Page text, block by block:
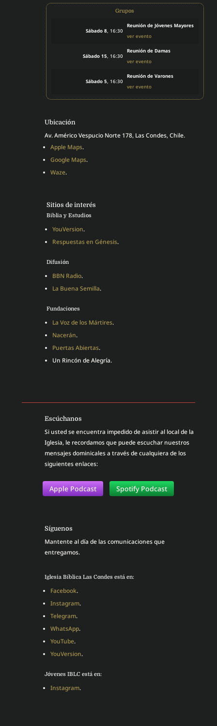
Grupos
Sábado 8, 16:30
Reunión de Jóvenes Mayores
ver evento
Sábado 15, 16:30
Reunión de Damas
ver evento
Sábado 5, 16:30
Reunión de Varones
ver evento
Ubicación
Av. Américo Vespucio Norte 178, Las Condes, Chile.
Apple Maps.
Google Maps.
Waze.
Sitios de interés
Biblia y Estudios
YouVersion.
Respuestas en Génesis.
Difusión
BBN Radio.
La Buena Semilla.
Fundaciones
La Voz de los Mártires.
Nacerán.
Puertas Abiertas.
Un Rincón de Alegría.
Escúchanos
Si usted se encuentra impedido de asistir al local de la
Iglesia, le recordamos que puede escuchar nuestros
mensajes dominicales a través de cualquiera de los
siguientes enlaces:
Apple Podcast Spotify Podcast
Síguenos
Mantente al día de las comunicaciones que
entregamos.
Iglesia Bíblica Las Condes está en:
Facebook.
Instagram.
Telegram.
WhatsApp.
YouTube.
YouVersion.
Jóvenes IBLC está en:
Instagram.